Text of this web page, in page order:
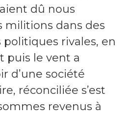
dû nous
militions dans des
rivales, en
puis le vent a
d’une société
réconciliée s’est
revenus à